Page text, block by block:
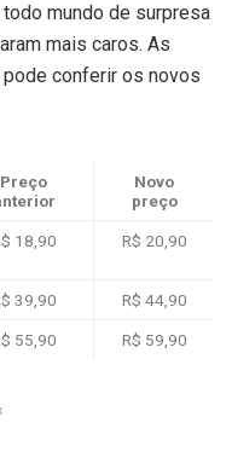
mundo de surpresa
mais caros. As
conferir os novos
Preço
Novo
preço
18,90 R$ 20,90
39,90 R$ 44,90
55,90 R$ 59,90